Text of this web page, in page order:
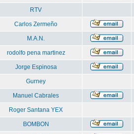
RTV
Carlos Zermeño
M.A.N.
rodolfo pena martinez
Jorge Espinosa
Gurney
Manuel Cabrales
Roger Santana YEX
BOMBON